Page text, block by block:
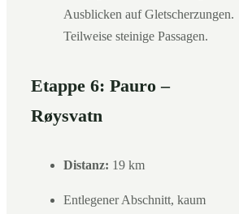
Ausblicken auf Gletscherzungen.
Teilweise steinige Passagen.
Etappe 6: Pauro –
Røysvatn
Distanz: 19 km
Entlegener Abschnitt, kaum